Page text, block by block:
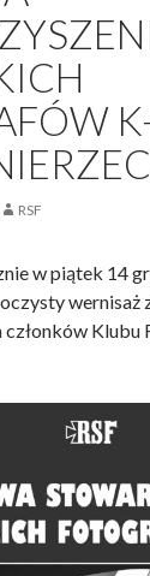
RSF
w piątek 14
Klubu